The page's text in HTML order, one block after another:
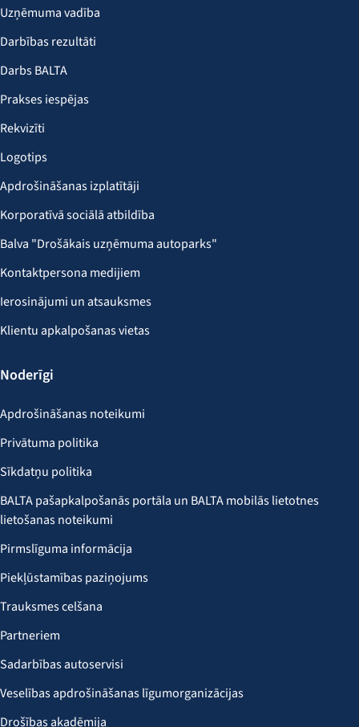
Uzņēmuma vadība
Darbības rezultāti
Darbs BALTA
Prakses iespējas
Rekvizīti
Logotips
Apdrošināšanas izplatītāji
Korporatīvā sociālā atbildība
Balva "Drošākais uzņēmuma autoparks"
Kontaktpersona medijiem
Ierosinājumi un atsauksmes
Klientu apkalpošanas vietas
Noderīgi
Apdrošināšanas noteikumi
Privātuma politika
Sīkdatņu politika
BALTA pašapkalpošanās portāla un BALTA mobilās lietotnes
lietošanas noteikumi
Pirmslīguma informācija
Piekļūstamības paziņojums
Trauksmes celšana
Partneriem
Sadarbības autoservisi
Veselības apdrošināšanas līgumorganizācijas
Drošības akadēmija